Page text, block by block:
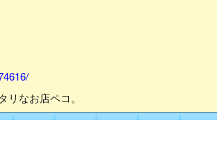
なお店ペコ。